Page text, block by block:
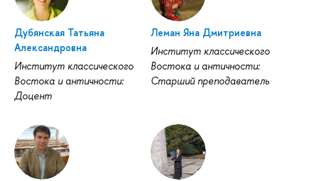
Дубянская Татьяна
Александровна
Институт классического
Востока и античности:
Доцент
Леман Яна Дмитриевна
Институт классического
Востока и античности:
Старший преподаватель